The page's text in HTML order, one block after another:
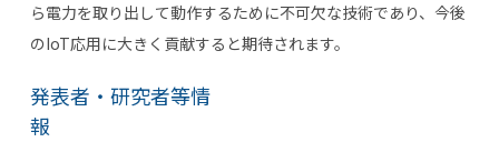
ら電力を取り出して動作するために不可欠な技術であり、今後
のIoT応用に大きく貢献すると期待されます。
発表者・研究者等情
報